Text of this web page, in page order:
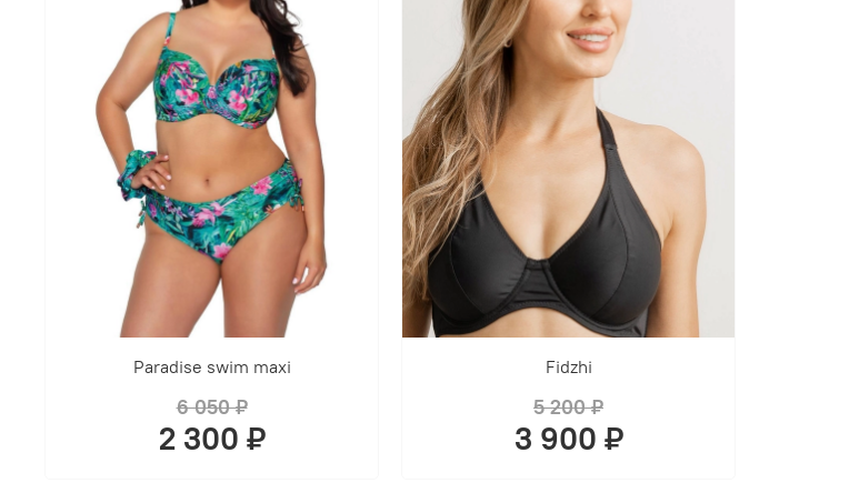
Paradise swim maxi
6 050 ₽
2 300 ₽
Fidzhi
5 200 ₽
3 900 ₽